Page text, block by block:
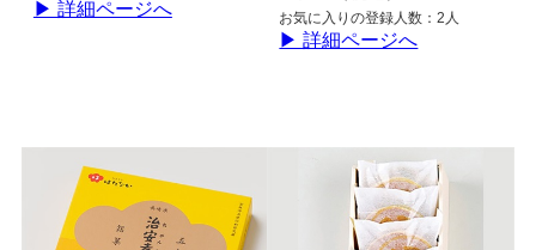
▶ 詳細ページへ お気に入りの登録人数：2人
▶ 詳細ページへ